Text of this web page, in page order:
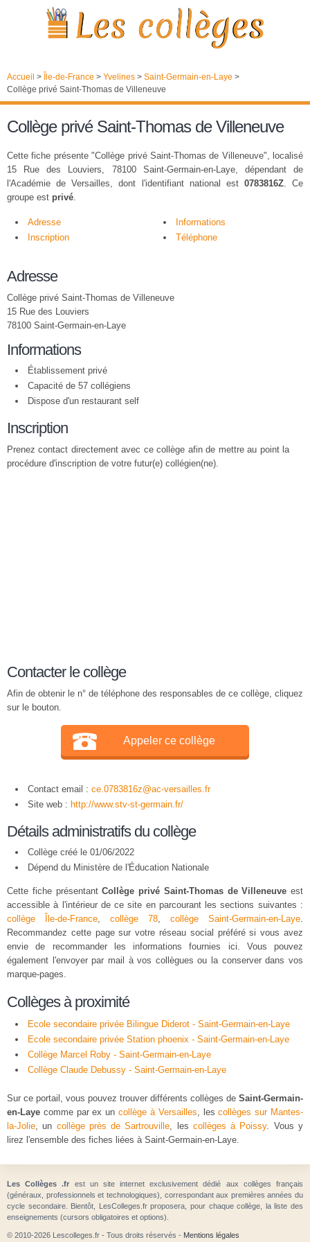
Accueil > Île-de-France > Yvelines > Saint-Germain-en-Laye >
Collège privé Saint-Thomas de Villeneuve
Collège privé Saint-Thomas de Villeneuve
Cette fiche présente "Collège privé Saint-Thomas de Villeneuve", localisé
15 Rue des Louviers, 78100 Saint-Germain-en-Laye, dépendant de
l'Académie de Versailles, dont l'identifiant national est 0783816Z. Ce
groupe est privé.
Adresse
Informations
Inscription
Téléphone
Adresse
Collège privé Saint-Thomas de Villeneuve
15 Rue des Louviers
78100 Saint-Germain-en-Laye
Informations
Établissement privé
Capacité de 57 collégiens
Dispose d'un restaurant self
Inscription
Prenez contact directement avec ce collège afin de mettre au point la
procédure d'inscription de votre futur(e) collégien(ne).
Contacter le collège
Afin de obtenir le n° de téléphone des responsables de ce collège, cliquez
sur le bouton.
Appeler ce collège
Contact email : ce.0783816z@ac-versailles.fr
Site web : http://www.stv-st-germain.fr/
Détails administratifs du collège
Collège créé le 01/06/2022
Dépend du Ministère de l'Éducation Nationale
Cette fiche présentantCollège privé Saint-Thomas de Villeneuve est
accessible à l'intérieur de ce site en parcourant les sections suivantes :
collège Île-de-France, collège 78, collège Saint-Germain-en-Laye.
Recommandez cette page sur votre réseau social préféré si vous avez
envie de recommander les informations fournies ici. Vous pouvez
également l'envoyer par mail à vos collègues ou la conserver dans vos
marque-pages.
Collèges à proximité
Ecole secondaire privée Bilingue Diderot - Saint-Germain-en-Laye
Ecole secondaire privée Station phoenix - Saint-Germain-en-Laye
Collège Marcel Roby - Saint-Germain-en-Laye
Collège Claude Debussy - Saint-Germain-en-Laye
Sur ce portail, vous pouvez trouver différents collèges de Saint-Germain-
en-Laye comme par ex uncollège à Versailles, lescollèges sur Mantes-
la-Jolie, un collège près de Sartrouville, les collèges à Poissy. Vous y
lirez l'ensemble des fiches liées à Saint-Germain-en-Laye.
Les Collèges .fr est un site internet exclusivement dédié aux collèges français
(généraux, professionnels et technologiques), correspondant aux premières années du
cycle secondaire. Bientôt, LesColleges.fr proposera, pour chaque collège, la liste des
enseignements (cursors obligatoires et options).
© 2010-2026 Lescolleges.fr - Tous droits réservés - Mentions légales